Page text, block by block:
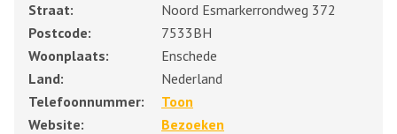
Straat:
Noord Esmarkerrondweg 372
Postcode:
7533BH
Woonplaats:
Enschede
Land:
Nederland
Telefoonnummer:
Toon
Website:
Bezoeken